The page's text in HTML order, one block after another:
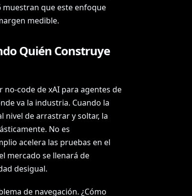
muestran que este enfoque
medible.
Quién Construye
code de xAI para agentes de
va la industria. Cuando la
nivel de arrastrar y soltar, la
No es
acelera las pruebas en el
mercado se llenará de
desigual.
de navegación. ¿Cómo